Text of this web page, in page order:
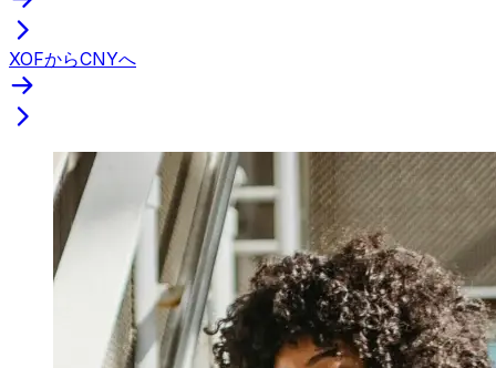
XOFからCNYへ